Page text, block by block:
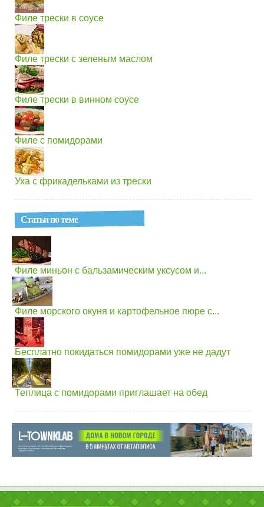
Филе трески в соусе
Филе трески с зеленым маслом
Филе трески в винном соусе
Филе с помидорами
Уха с фрикадельками из трески
Статьи по теме
Филе миньон с бальзамическим уксусом и...
Филе морского окуня и картофельное пюре с...
Бесплатно покидаться помидорами уже не дадут
Теплица с помидорами приглашает на обед